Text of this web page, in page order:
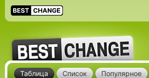
Таблица Список Популярное